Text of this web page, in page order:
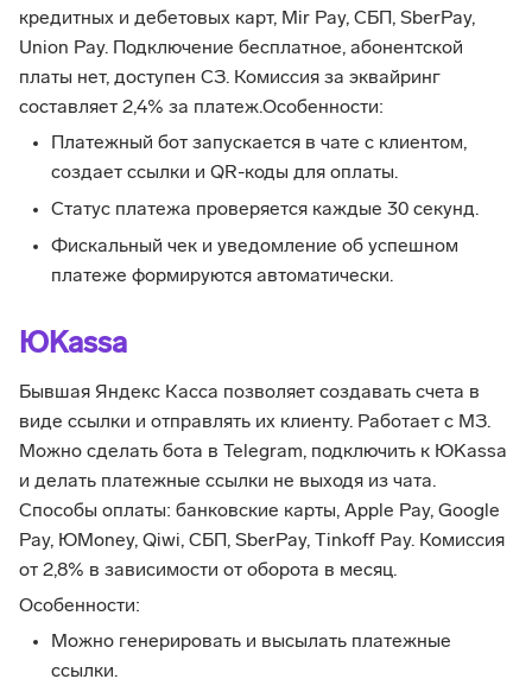
кредитных и дебетовых карт, Mir Pay, СБП, SberPay,
Union Pay. Подключение бесплатное, абонентской
платы нет, доступен СЗ. Комиссия за эквайринг
составляет 2,4% за платеж.Особенности:
Платежный бот запускается в чате с клиентом,
создает ссылки и QR-коды для оплаты.
Статус платежа проверяется каждые 30 секунд.
Фискальный чек и уведомление об успешном
платеже формируются автоматически.
ЮKassa
Бывшая Яндекс Касса позволяет создавать счета в
виде ссылки и отправлять их клиенту. Работает с МЗ.
Можно сделать бота в Telegram, подключить к ЮKassa
и делать платежные ссылки не выходя из чата.
Способы оплаты: банковские карты, Apple Pay, Google
Pay, ЮMoney, Qiwi, СБП, SberPay, Tinkoff Pay. Комиссия
от 2,8% в зависимости от оборота в месяц.
Особенности:
Можно генерировать и высылать платежные
ссылки.